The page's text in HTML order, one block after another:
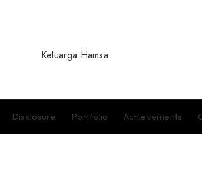
Disclosure Portfolio Achievements